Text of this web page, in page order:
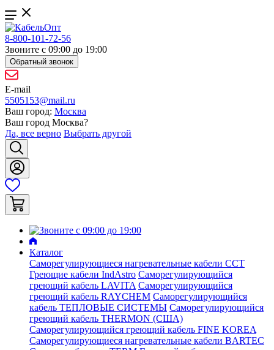
8-800-101-72-56
Звоните с 09:00 до 19:00
Обратный звонок
E-mail
5505153@mail.ru
Ваш город: Москва
Ваш город Москва?
Да, все верно Выбрать другой
Каталог
Саморегулирующиеся нагревательные кабели ССТ
Греющие кабели IndAstro Саморегулирующийся
греющий кабель LAVITA Саморегулирующийся
греющий кабель RAYCHEM Саморегулирующийся
кабель ТЕПЛОВЫЕ СИСТЕМЫ Саморегулирующийся
греющий кабель THERMON (США)
Саморегулирующийся греющий кабель FINE KOREA
Саморегулирующиеся нагревательные кабели BARTEC